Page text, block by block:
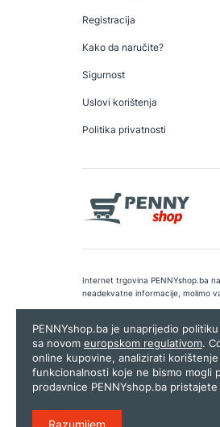
Registracija
Kako da naručite?
Sigurnost
Uslovi korištenja
Politika privatnosti
Internet trgovina PENNYshop.ba
neadekvatne informacije, molimo
Copyright © 2026.Penny plus
PENNYshop.ba je unaprijedio
sa novom europskom regulativom.
online kupovine, analizirati
funkcionalnosti koje ne bismo mogli
prodavnice PENNYshop.ba
Razumijem